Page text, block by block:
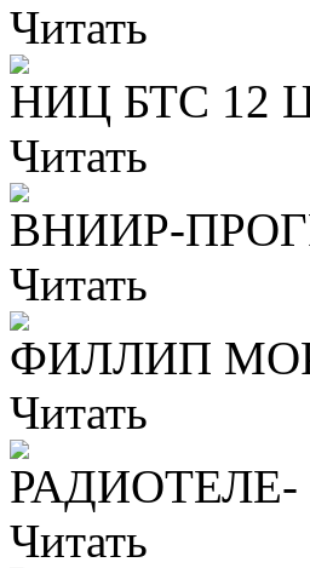
Читать
НИЦ БТС 12
Читать
ВНИИР-
Читать
ФИЛЛИП
Читать
Читать